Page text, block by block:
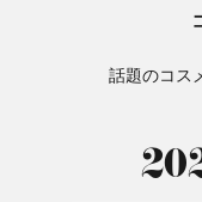
話題のコス